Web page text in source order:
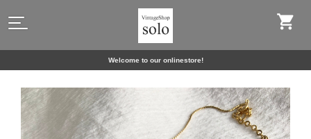
Welcome to our onlinestore!